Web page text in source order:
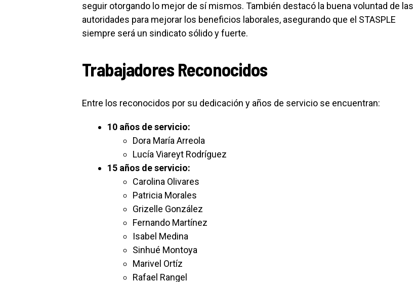
seguir otorgando lo mejor de sí mismos. También destacó la buena voluntad de las
autoridades para mejorar los beneficios laborales, asegurando que el STASPLE
siempre será un sindicato sólido y fuerte.
Trabajadores Reconocidos
Entre los reconocidos por su dedicación y años de servicio se encuentran:
10 años de servicio:
Dora María Arreola
Lucía Viareyt Rodríguez
15 años de servicio:
Carolina Olivares
Patricia Morales
Grizelle González
Fernando Martínez
Isabel Medina
Sinhué Montoya
Marivel Ortíz
Rafael Rangel